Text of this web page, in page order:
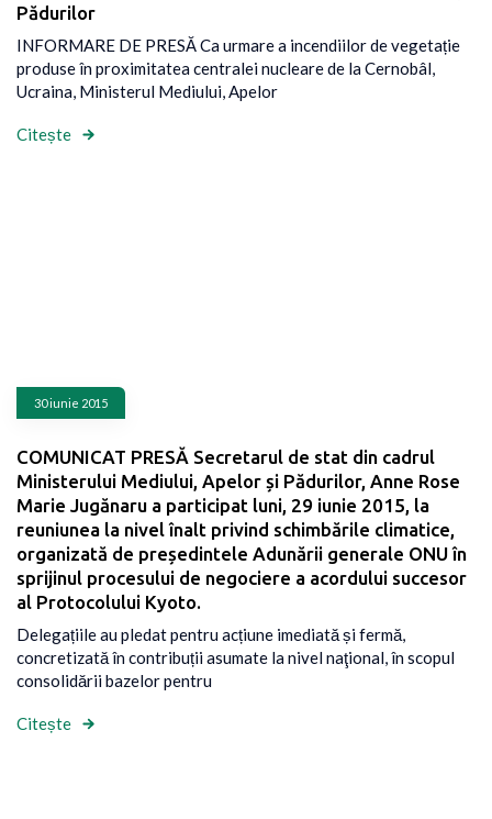
Pădurilor
INFORMARE DE PRESĂ Ca urmare a incendiilor de vegetație
produse în proximitatea centralei nucleare de la Cernobâl,
Ucraina, Ministerul Mediului, Apelor
Citește
30 iunie 2015
COMUNICAT PRESĂ Secretarul de stat din cadrul
Ministerului Mediului, Apelor și Pădurilor, Anne Rose
Marie Jugănaru a participat luni, 29 iunie 2015, la
reuniunea la nivel înalt privind schimbările climatice,
organizată de președintele Adunării generale ONU în
sprijinul procesului de negociere a acordului succesor
al Protocolului Kyoto.
Delegațiile au pledat pentru acțiune imediată și fermă,
concretizată în contribuții asumate la nivel naţional, în scopul
consolidării bazelor pentru
Citește